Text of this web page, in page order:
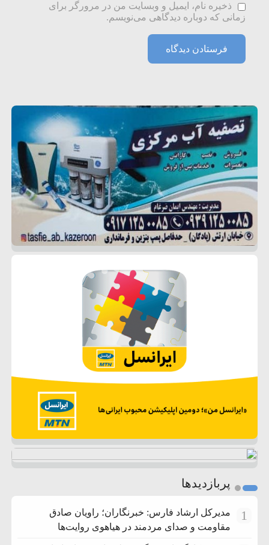
ذخیره نام، ایمیل و وبسایت من در مرورگر برای
زمانی که دوباره دیدگاهی می‌نویسم.
پربازدیدها
1
مدیرکل ارشاد فارس: خبرنگاران؛ راویان صادق
مقاومت و صدای مردمند در هیاهوی روایت‌ها